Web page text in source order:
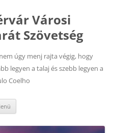
Városi
Szövetség
úgy menj rajta végig, hogy
legyen a talaj és szebb legyen a
Coelho